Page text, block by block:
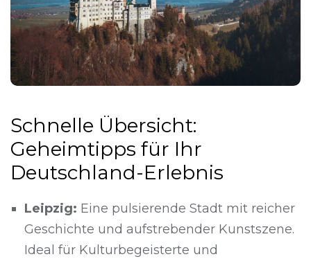
Schnelle Übersicht:
Geheimtipps für Ihr
Deutschland-Erlebnis
Leipzig: Eine pulsierende Stadt mit reicher
Geschichte und aufstrebender Kunstszene.
Ideal für Kulturbegeisterte und